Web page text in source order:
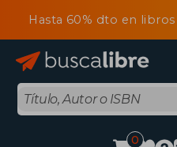
Hasta 60% dto en
0